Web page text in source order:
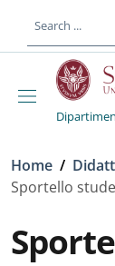
Breadcrumb
Home /
Sportello